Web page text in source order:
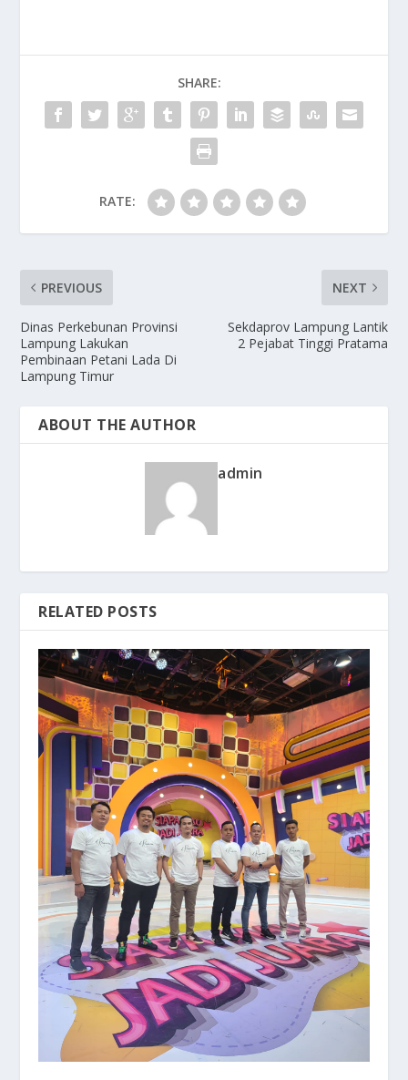
SHARE:
RATE:
PREVIOUS
Dinas Perkebunan Provinsi
Lampung Lakukan
Pembinaan Petani Lada Di
Lampung Timur
NEXT
Sekdaprov Lampung Lantik
2 Pejabat Tinggi Pratama
ABOUT THE AUTHOR
admin
RELATED POSTS